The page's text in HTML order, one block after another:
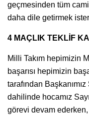
geçmesinden tüm
daha dile getirmek
4 MAÇLIK TEKLİF
Milli Takım hepimizin
başarısı hepimizin
tarafından
dahilinde hocamız
görevi devam ederken,